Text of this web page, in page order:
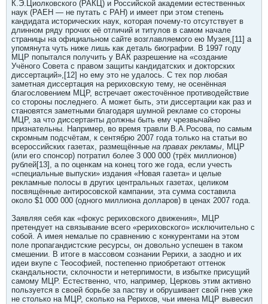
К.Э.Циолковского (РАКЦ) и Российской академии естественных
наук (РАЕН — не путать с РАН) и имеет при этом степень
кандидата исторических наук, которая почему-то отсутствует в
длинном ряду прочих её отличий и титулов в самом начале
страницы на официальном сайте возглавляемого ею Музея,[11] а
упомянута чуть ниже лишь как деталь биографии. В 1997 году
МЦР попытался получить у ВАК разрешение на «создание
Учёного Совета с правом защиты кандидатских и докторских
диссертаций»,[12] но ему это не удалось. С тех пор любая
заметная диссертация на рериховскую тему, не осенённая
благословением МЦР, встречает ожесточённое противодействие
со стороны последнего. А может быть, эти диссертации как раз и
становятся заметными благодаря шумной рекламе со стороны
МЦР, за что диссертанты должны быть ему чрезвычайно
признательны. Например, во время травли В.А.Росова, по самым
скромным подсчётам, к сентябрю 2007 года только на статьи во
всероссийских газетах, размещённые на правах рекламы, МЦР
(или его спонсор) потратил более 3 000 000 (трёх миллионов)
рублей[13], а по оценкам на конец того же года, если учесть
«специальные выпуски» издания «Новая газета» и целые
рекламные полосы в других центральных газетах, целиком
посвящённые антиросовской кампании, эта сумма составила
около $1 000 000 (одного миллиона долларов) в ценах 2007 года.
Заявляя себя как «фокус рериховского движения», МЦР
претендует на связывание всего «рериховского» исключительно с
собой. А имея немалые по сравнению с конкурентами на этом
поле пропагандистские ресурсы, он довольно успешен в таком
смешении. В итоге в массовом сознании Рерихи, а заодно и их
идеи вкупе с Теософией, постепенно приобретают оттенок
скандальности, склочности и нетерпимости, в избытке присущий
самому МЦР. Естественно, что, например, Церковь этим активно
пользуется в своей борьбе за паству и обрушивает свой гнев уже
не столько на МЦР, сколько на Рерихов, чьи имена МЦР вывесил